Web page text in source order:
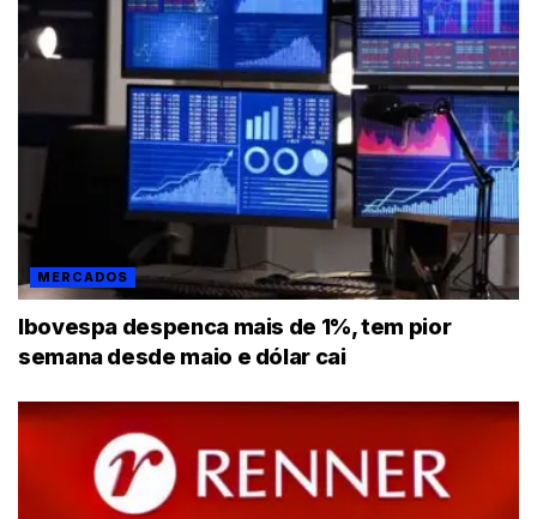
MERCADOS
Ibovespa despenca mais de 1%, tem pior
semana desde maio e dólar cai